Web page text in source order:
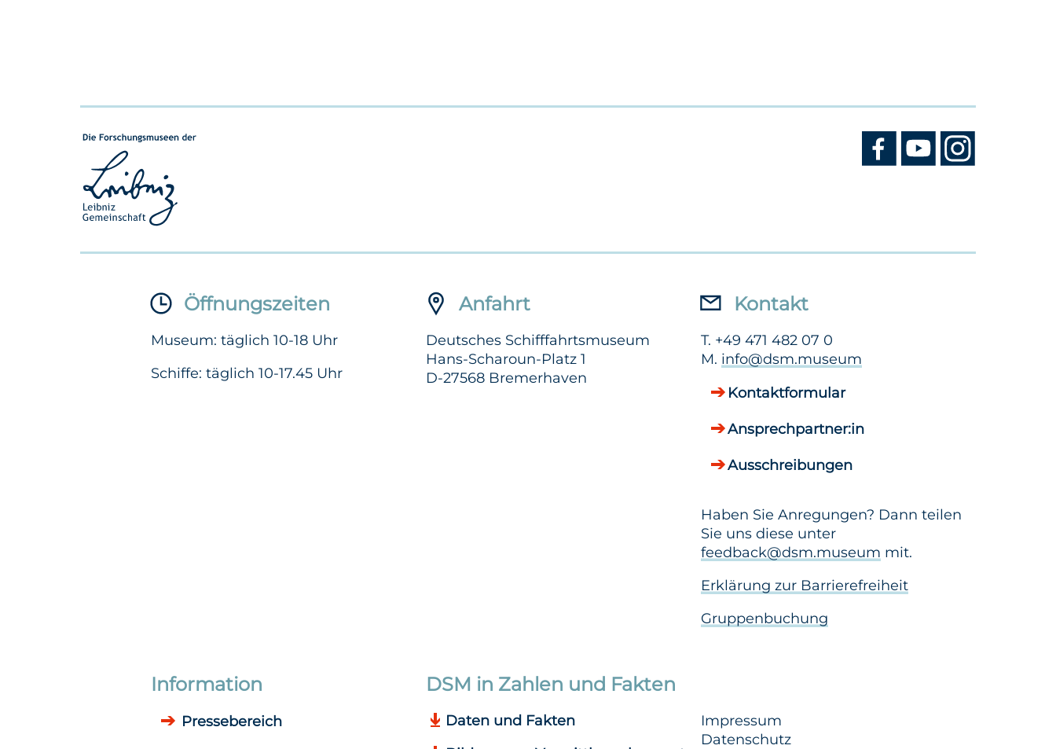
Öffnungszeiten
Museum: täglich 10-18 Uhr
Schiffe: täglich 10-17.45 Uhr
Anfahrt
Deutsches Schifffahrtsmuseum
Hans-Scharoun-Platz 1
D-27568 Bremerhaven
Kontakt
T. +49 471 482 07 0
M. info@dsm.museum
Kontaktformular
Ansprechpartner:in
Ausschreibungen
Haben Sie Anregungen? Dann teilen
Sie uns diese unter
feedback@dsm.museum mit.
Erklärung zur Barrierefreiheit
Gruppenbuchung
Information
Pressebereich
DSM in Zahlen und Fakten
Daten und Fakten
Impressum
Datenschutz